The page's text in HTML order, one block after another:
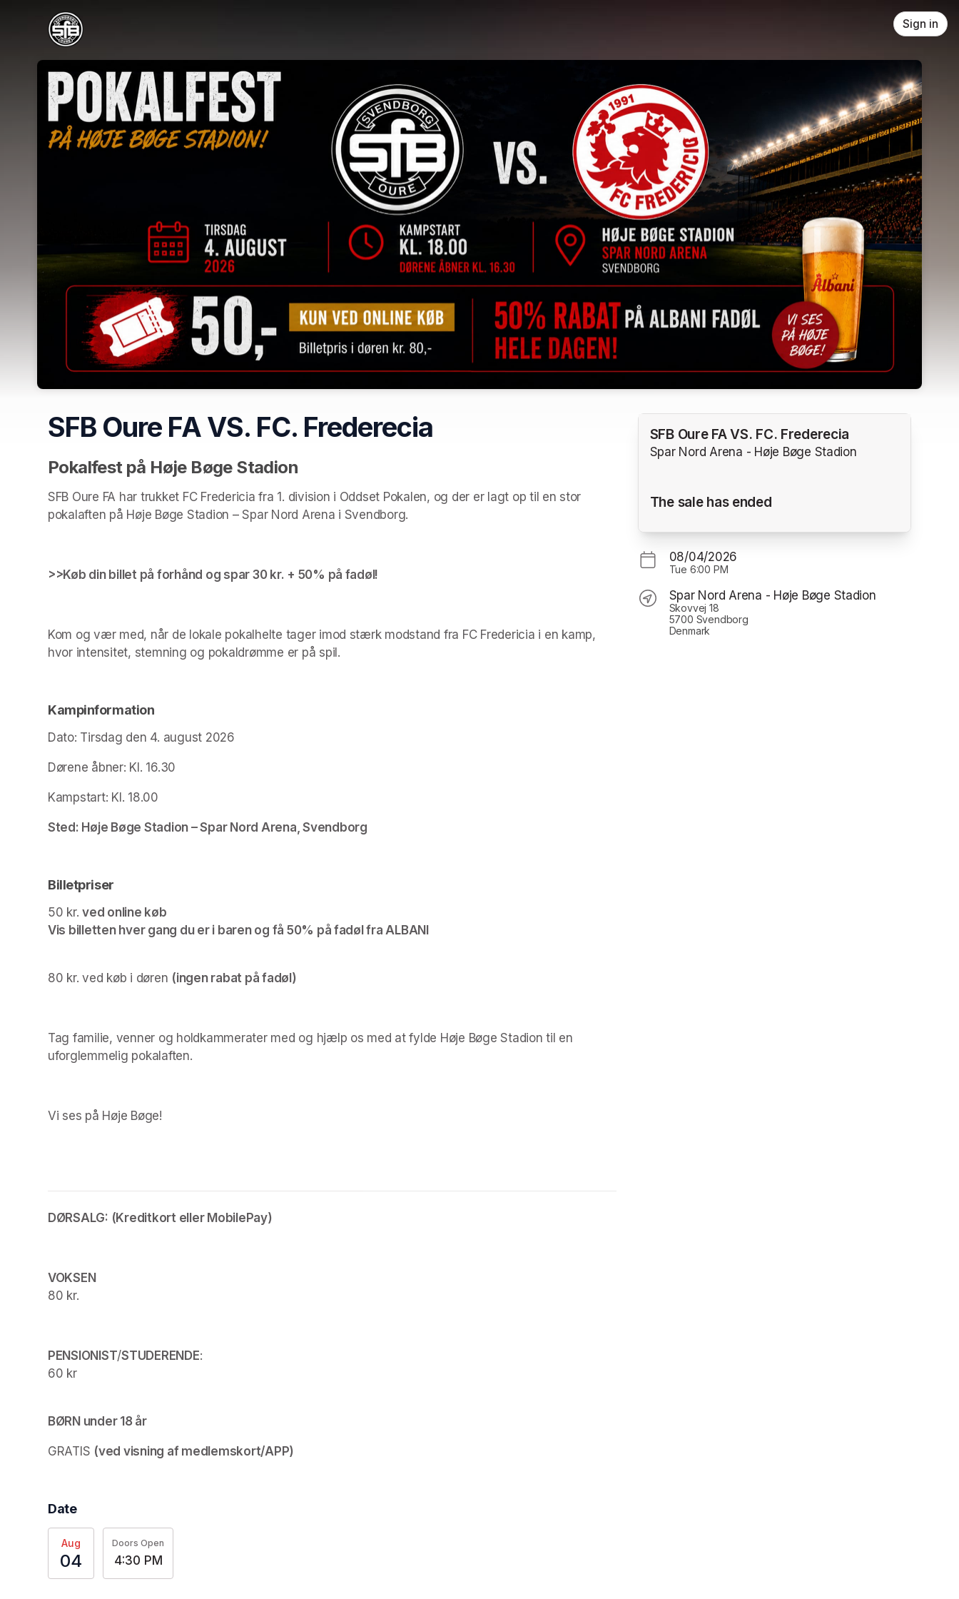
Skip header
Sign in
SFB Oure FA VS. FC. Frederecia
Pokalfest på Høje Bøge Stadion
SFB Oure FA har trukket FC Fredericia fra 1. division i Oddset Pokalen, og der er lagt op til en stor
pokalaften på Høje Bøge Stadion – Spar Nord Arena i Svendborg.
>>Køb din billet på forhånd og spar 30 kr. + 50% på fadøl!
Kom og vær med, når de lokale pokalhelte tager imod stærk modstand fra FC Fredericia i en kamp,
hvor intensitet, stemning og pokaldrømme er på spil.
Kampinformation
Dato: Tirsdag den 4. august 2026
Dørene åbner: Kl. 16.30
Kampstart: Kl. 18.00
Sted: Høje Bøge Stadion – Spar Nord Arena, Svendborg
Billetpriser
50 kr. ved online køb
Vis billetten hver gang du er i baren og få 50% på fadøl fra ALBANI
80 kr. ved køb i døren (ingen rabat på fadøl)
Tag familie, venner og holdkammerater med og hjælp os med at fylde Høje Bøge Stadion til en
uforglemmelig pokalaften.
Vi ses på Høje Bøge!
DØRSALG: (Kreditkort eller MobilePay)
80 kr.
PENSIONIST/STUDERENDE:
BØRN under 18 år
GRATIS (ved visning af medlemskort/APP)
Date
Aug
04
Doors Open
4:30 PM
SFB Oure FA VS. FC. Frederecia
Spar Nord Arena - Høje Bøge Stadion
The sale has ended
08/04/2026
Tue 6:00 PM
Spar Nord Arena - Høje Bøge Stadion
Skovvej 18
5700 Svendborg
Denmark